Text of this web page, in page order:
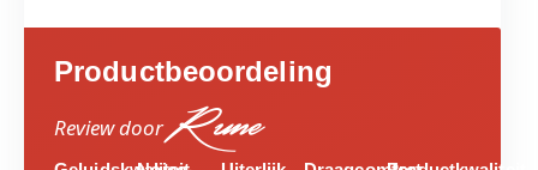
Productbeoordeling
Review doorRune